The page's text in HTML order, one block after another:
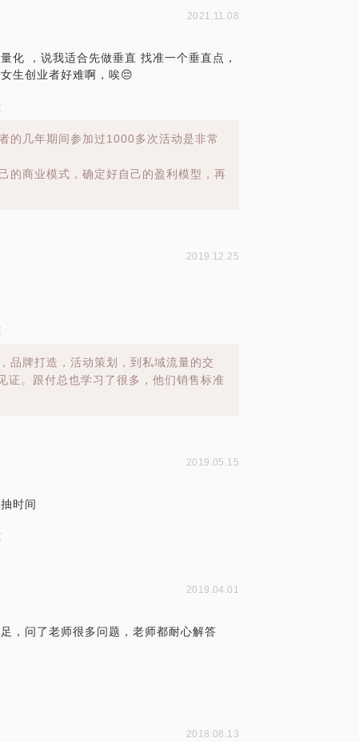
2021.11.08
化 ，说我适合先做垂直 找准一个垂直点，
生创业者好难啊，唉😔
的几年期间参加过1000多次活动是非常
的商业模式，确定好自己的盈利模型，再
2019.12.25
品牌打造，活动策划，到私域流量的交
证。跟付总也学习了很多，他们销售标准
2019.05.15
时间
2019.04.01
，问了老师很多问题，老师都耐心解答
2018.08.13